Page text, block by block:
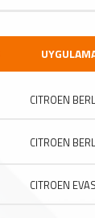
CITROEN
CITROEN
CITROEN